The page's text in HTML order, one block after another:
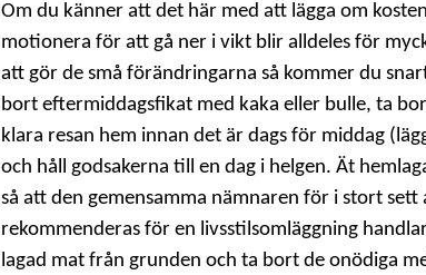
Om du känner att det här med att lägga om
motionera för att gå ner i vikt blir alldeles för
att gör de små förändringarna så kommer du
bort eftermiddagsfikat med kaka eller bulle, ta
klara resan hem innan det är dags för middag
och håll godsakerna till en dag i helgen. Ät
så att den gemensamma nämnaren för i stort sett
rekommenderas för en livsstilsomläggning
lagad mat från grunden och ta bort de onödiga